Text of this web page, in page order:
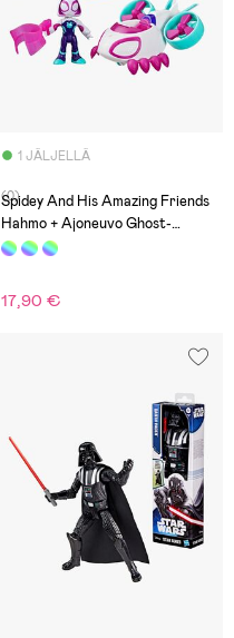
1 JÄLJELLÄ
(0)
Spidey And His Amazing Friends
Hahmo + Ajoneuvo Ghost-
Spider Copter
17,90 €